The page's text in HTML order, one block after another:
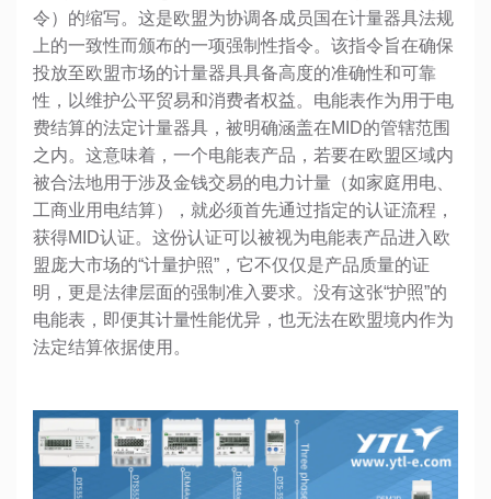
令）的缩写。这是欧盟为协调各成员国在计量器具法规
上的一致性而颁布的一项强制性指令。该指令旨在确保
投放至欧盟市场的计量器具具备高度的准确性和可靠
性，以维护公平贸易和消费者权益。电能表作为用于电
费结算的法定计量器具，被明确涵盖在MID的管辖范围
之内。这意味着，一个电能表产品，若要在欧盟区域内
被合法地用于涉及金钱交易的电力计量（如家庭用电、
工商业用电结算），就必须首先通过指定的认证流程，
获得MID认证。这份认证可以被视为电能表产品进入欧
盟庞大市场的“计量护照”，它不仅仅是产品质量的证
明，更是法律层面的强制准入要求。没有这张“护照”的
电能表，即便其计量性能优异，也无法在欧盟境内作为
法定结算依据使用。